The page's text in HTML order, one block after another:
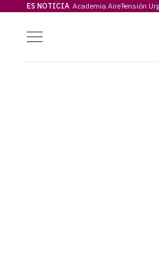
ES NOTICIA Academia AireTensión
Menú